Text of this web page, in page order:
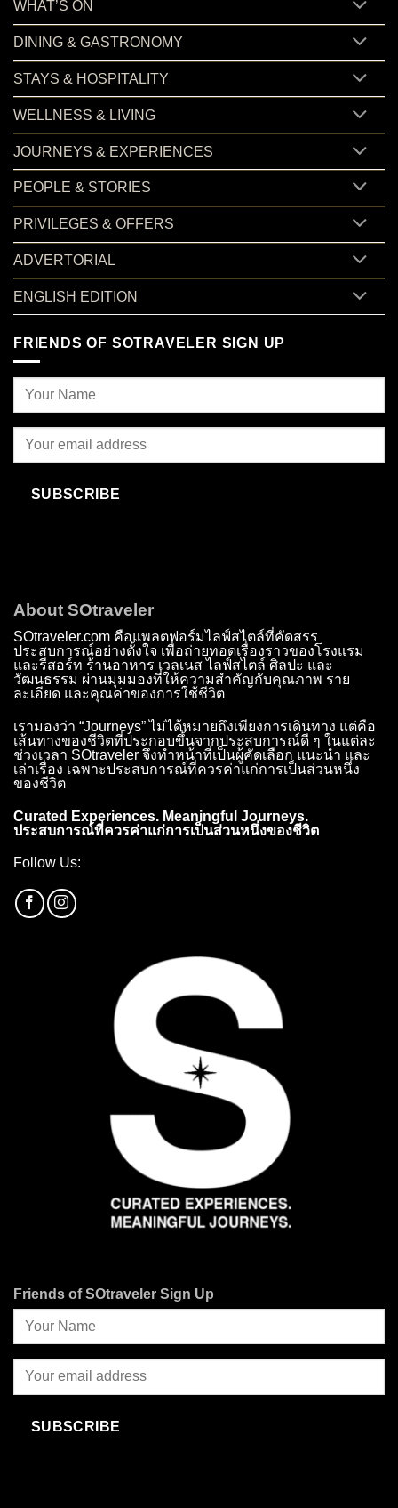
WHAT’S ON
DINING & GASTRONOMY
STAYS & HOSPITALITY
WELLNESS & LIVING
JOURNEYS & EXPERIENCES
PEOPLE & STORIES
PRIVILEGES & OFFERS
ADVERTORIAL
ENGLISH EDITION
FRIENDS OF SOTRAVELER SIGN UP
SUBSCRIBE
About SOtraveler
SOtraveler.com คือแพลตฟอร์มไลฟ์สไตล์ที่คัดสรร
ประสบการณ์อย่างตั้งใจ เพื่อถ่ายทอดเรื่องราวของโรงแรม
และรีสอร์ท ร้านอาหาร เวลเนส ไลฟ์สไตล์ ศิลปะ และ
วัฒนธรรม ผ่านมุมมองที่ให้ความสำคัญกับคุณภาพ ราย
ละเอียด และคุณค่าของการใช้ชีวิต
เรามองว่า “Journeys” ไม่ได้หมายถึงเพียงการเดินทาง แต่คือ
เส้นทางของชีวิตที่ประกอบขึ้นจากประสบการณ์ดี ๆ ในแต่ละ
ช่วงเวลา SOtraveler จึงทำหน้าที่เป็นผู้คัดเลือก แนะนำ และ
เล่าเรื่อง เฉพาะประสบการณ์ที่ควรค่าแก่การเป็นส่วนหนึ่ง
ของชีวิต
Curated Experiences. Meaningful Journeys.
ประสบการณ์ที่ควรค่าแก่การเป็นส่วนหนึ่งของชีวิต
Follow Us:
Friends of SOtraveler Sign Up
SUBSCRIBE